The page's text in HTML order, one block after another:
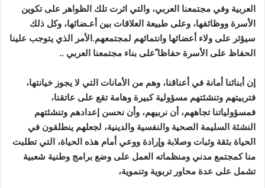
العربية وفي مجتمعنا العربي، والتي اثرت تلك الظواهر على تكوين
الأسرة ووظائفها، وعلى طبيعة العلاقات بين أعـضائها، وكل ذلك
سيؤثر على ولاء أعضائها وانتمائهم لمجتمعهم.الأمر الذي يتوجب علينا
الحفاظ على الأسرة حفاظا ًعلى بناء مجتمعنا العربي ..
إن أبنائنا أمانة في أعناقنا، وهم من الأمانات التي لا يجوز خيانتها،
فتربيتهم وتنشئتهم مسؤولية كبيرة وهامة تقع على عاتقنا،
فمسؤولياتنا تجاههم، أن نربيهم، وأن نحسن إعدادهم وتنشئتهم
النشئة السليمة الصحية والنفسية والدينية، لجعلهم ينطلقون في
الحياة بثقة وثبات وصلابة وإرادة ووعي أمام هذه الحياة، التي تطلبت
منا كمجتمع مدني ومنظماته العمل على وضع برامج وطنية شعبية
تشمل على عدة محاور تربوية وتنموية،